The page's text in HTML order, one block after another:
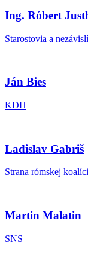
Ing. Róbert
Starostovia a
Ján Bies
KDH
Ladislav Gabriš
Strana rómskej
Martin Malatin
SNS